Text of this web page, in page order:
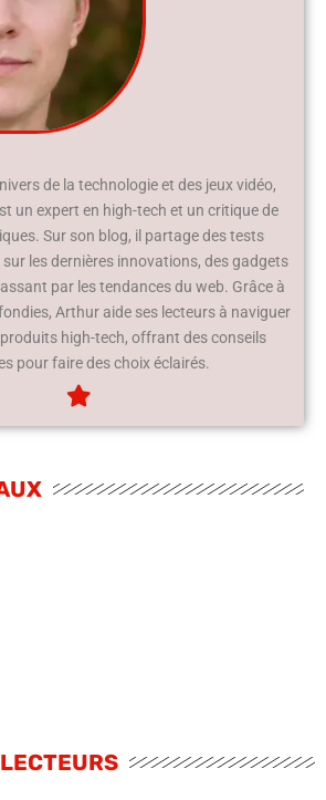
de la technologie et des jeux vidéo,
un expert en high-tech et un critique de
Sur son blog, il partage des tests
les dernières innovations, des gadgets
par les tendances du web. Grâce à
Arthur aide ses lecteurs à naviguer
produits high-tech, offrant des conseils
pour faire des choix éclairés.